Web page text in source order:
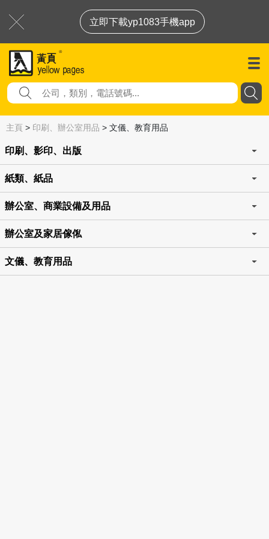
立即下載yp1083手機app
主頁 > 印刷、辦公室用品 > 文儀、教育用品
印刷、影印、出版
紙類、紙品
辦公室、商業設備及用品
辦公室及家居傢俬
文儀、教育用品